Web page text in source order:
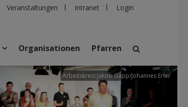
Veranstaltungen Intranet Login
suchen
Personen Pfarren Einrichtungen
Organisationen Pfarren
Arbeitskreis Jakob Gapp/Johannes Erler